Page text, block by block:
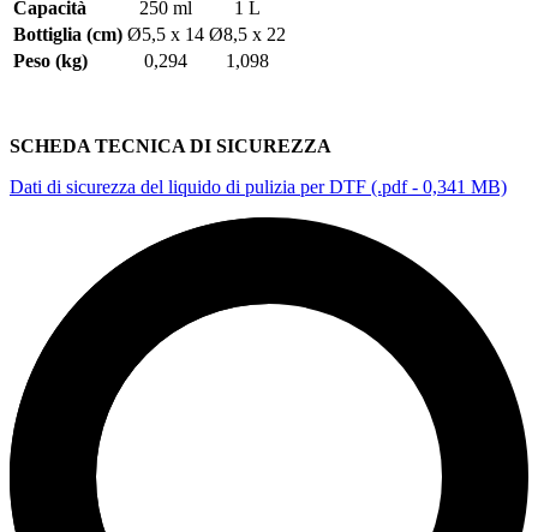
Capacità
250 ml
1 L
Bottiglia (cm) Ø5,5 x 14 Ø8,5 x 22
Peso (kg)
0,294 1,098
SCHEDA TECNICA DI SICUREZZA
Dati di sicurezza del liquido di pulizia per DTF (.pdf - 0,341 MB)